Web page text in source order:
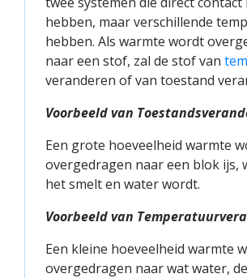
hebben, maar verschillende
hebben. Als warmte wordt
naar een stof, zal de stof van
veranderen of van toestand
Voorbeeld van
Een grote hoeveelheid warmte
overgedragen naar een blok ijs,
het smelt en water wordt.
Voorbeeld van
Een kleine hoeveelheid warmte
overgedragen naar wat water, de